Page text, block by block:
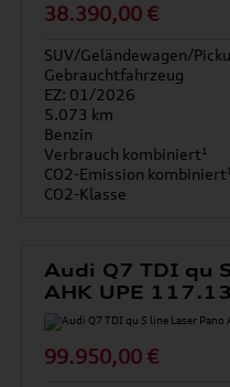
38.390,00 €
SUV/Geländewagen/
Gebrauchtfahrzeug
EZ: 01/2026
5.073 km
Benzin
Verbrauch kombiniert¹
CO2-Emission
CO2-Klasse
Audi Q7 TDI qu
AHK UPE
99.950,00 €